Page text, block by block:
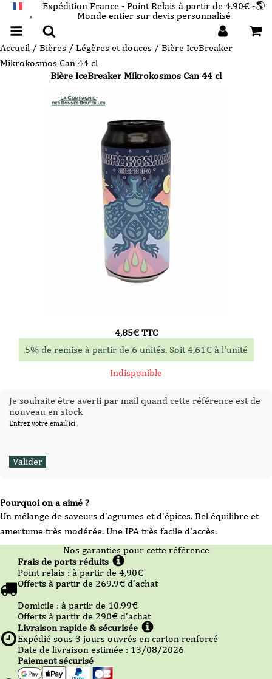
▼
Expédition France - Point Relais à partir de 4.90€ -🌎
Monde entier sur devis personnalisé
Accueil / Bières / Légères et douces / Bière IceBreaker
Mikrokosmos Can 44 cl
Bière IceBreaker Mikrokosmos Can 44 cl
Pourquoi on a aimé ?
Un mélange de saveurs d'agrumes et d'épices. Bel équilibre et
amertume très modérée. Une IPA très facile d'accès.
4,85€TTC
5% de remise à partir de 6 unités. Soit4,61€à l'unité
Indisponible
Je souhaite être averti par mail quand cette référence est de
nouveau en stock
Entrez votre email ici
Nos garanties pour cette référence
Frais de ports réduits
Point relais : à partir de 4,90€
Offerts à partir de 269.9€ d’achat
Domicile : à partir de 10.99€
Offerts à partir de 290€ d’achat
Livraison rapide & sécurisée
Expédié sous 3 jours ouvrés en carton renforcé
Date de livraison estimée : 13/08/2026
Paiement sécurisé